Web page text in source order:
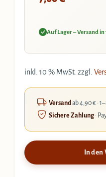
Auf Lager – Versand in
inkl. 10 % MwSt. zzgl.
Versandab 4,90 € ·
Sichere Zahlung·
In den